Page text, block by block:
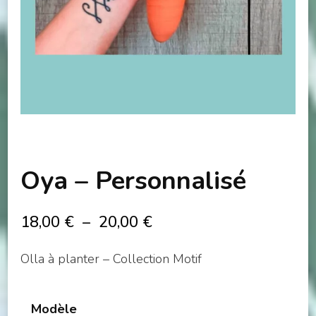
Oya – Personnalisé
18,00 € – 20,00 €Plage
prix :
Olla à planter – Collection Motif
Modèle